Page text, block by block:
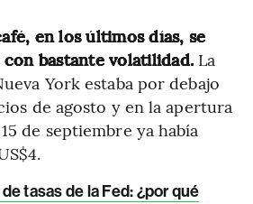
en los últimos días, se
bastante volatilidad. La
York estaba por debajo
de agosto y en la apertura
de septiembre ya había
tasas de la Fed: ¿por qué